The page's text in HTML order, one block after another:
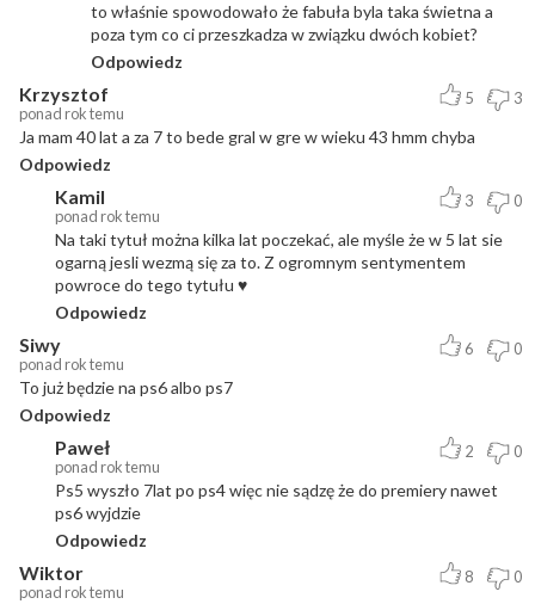
to właśnie spowodowało że fabuła byla taka świetna a
poza tym co ci przeszkadza w związku dwóch kobiet?
Odpowiedz
Krzysztof
ponad rok temu
5 3
Ja mam 40 lat a za 7 to bede gral w gre w wieku 43 hmm chyba
Odpowiedz
Kamil
ponad rok temu
3 0
Na taki tytuł można kilka lat poczekać, ale myśle że w 5 lat sie
ogarną jesli wezmą się za to. Z ogromnym sentymentem
powroce do tego tytułu ♥️
Odpowiedz
Siwy
ponad rok temu
6 0
To już będzie na ps6 albo ps7
Odpowiedz
Paweł
ponad rok temu
2 0
Ps5 wyszło 7lat po ps4 więc nie sądzę że do premiery nawet
ps6 wyjdzie
Odpowiedz
Wiktor
ponad rok temu
8 0